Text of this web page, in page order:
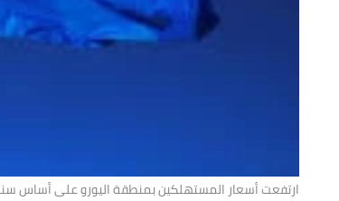
ارتفعت أسعار المستهلكين بمنطقة اليورو على أساس سنوي بنسبة 2.6% خلال مارس